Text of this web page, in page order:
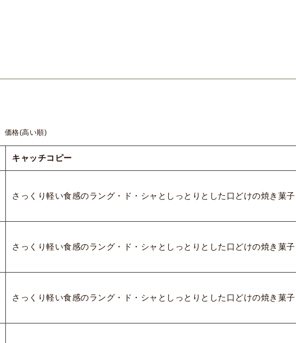
価格(高い順)
キャッチコピー
さっくり軽い食感のラング・ド・シャとしっとりとした口どけの焼き菓子
さっくり軽い食感のラング・ド・シャとしっとりとした口どけの焼き菓子
さっくり軽い食感のラング・ド・シャとしっとりとした口どけの焼き菓子